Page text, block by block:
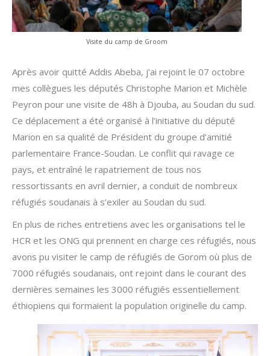
Visite du camp de Groom
Après avoir quitté Addis Abeba, j’ai rejoint le 07 octobre
mes collègues les députés Christophe Marion et Michèle
Peyron pour une visite de 48h à Djouba, au Soudan du sud.
Ce déplacement a été organisé à l’initiative du député
Marion en sa qualité de Président du groupe d’amitié
parlementaire France-Soudan. Le conflit qui ravage ce
pays, et entraîné le rapatriement de tous nos
ressortissants en avril dernier, a conduit de nombreux
réfugiés soudanais à s’exiler au Soudan du sud.
En plus de riches entretiens avec les organisations tel le
HCR et les ONG qui prennent en charge ces réfugiés, nous
avons pu visiter le camp de réfugiés de Gorom où plus de
7000 réfugiés soudanais, ont rejoint dans le courant des
dernières semaines les 3000 réfugiés essentiellement
éthiopiens qui formaient la population originelle du camp.